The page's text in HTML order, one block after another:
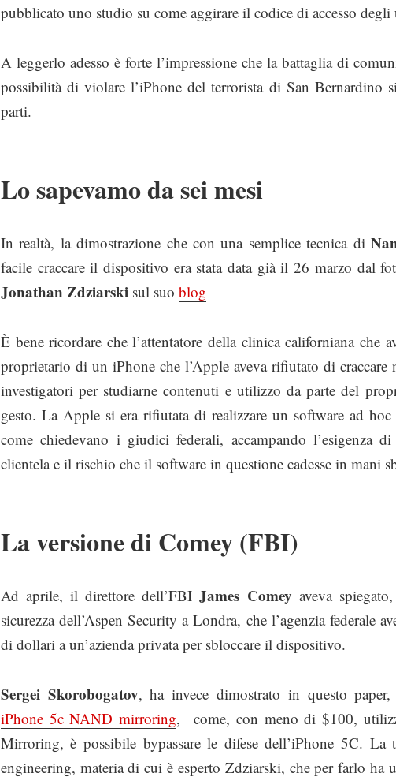
pubblicato uno studio su come aggirare il codice di accesso
A leggerlo adesso è forte l’impressione che la battaglia di
possibilità di violare l’iPhone del terrorista di San Bernardino
parti.
Lo sapevamo da sei mesi
In realtà, la dimostrazione che con una semplice tecnica di
facile craccare il dispositivo era stata data già il 26 marzo dal
Jonathan Zdziarskisul suo blog
È bene ricordare che l’attentatore della clinica californiana che
proprietario di un iPhone che l’Apple aveva rifiutato di craccare
investigatori per studiarne contenuti e utilizzo da parte del
gesto. La Apple si era rifiutata di realizzare un software ad
come chiedevano i giudici federali, accampando l’esigenza di
clientela e il rischio che il software in questione cadesse in mani
La versione di Comey (FBI)
Ad aprile, il direttore dell’FBIJames Comey aveva
sicurezza dell’Aspen Security a Londra, che l’agenzia federale
di dollari a un’azienda privata per sbloccare il dispositivo.
Sergei Skorobogatov, ha invece dimostrato in questo
iPhone 5c NAND mirroring, come, con meno di $100,
Mirroring, è possibile bypassare le difese dell’iPhone 5C. La
engineering, materia di cui è esperto Zdziarski, che per farlo ha